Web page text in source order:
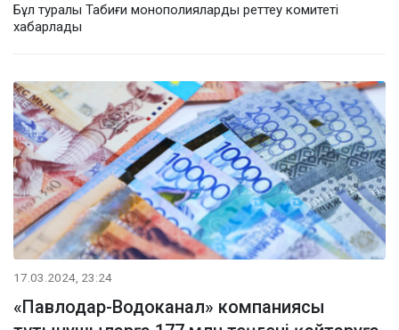
Бұл туралы Табиғи монополияларды реттеу комитеті
хабарлады
17.03.2024, 23:24
«Павлодар-Водоканал» компаниясы